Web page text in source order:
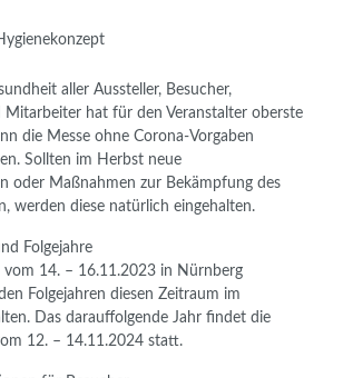
aller Aussteller, Besucher,
Mitarbeiter hat für den Veranstalter oberste
die Messe ohne Corona-Vorgaben
Sollten im Herbst neue
oder Maßnahmen zur Bekämpfung des
werden diese natürlich eingehalten.
Folgejahre
vom 14. – 16.11.2023 in Nürnberg
Folgejahren diesen Zeitraum im
Das darauffolgende Jahr findet die
12. – 14.11.2024 statt.